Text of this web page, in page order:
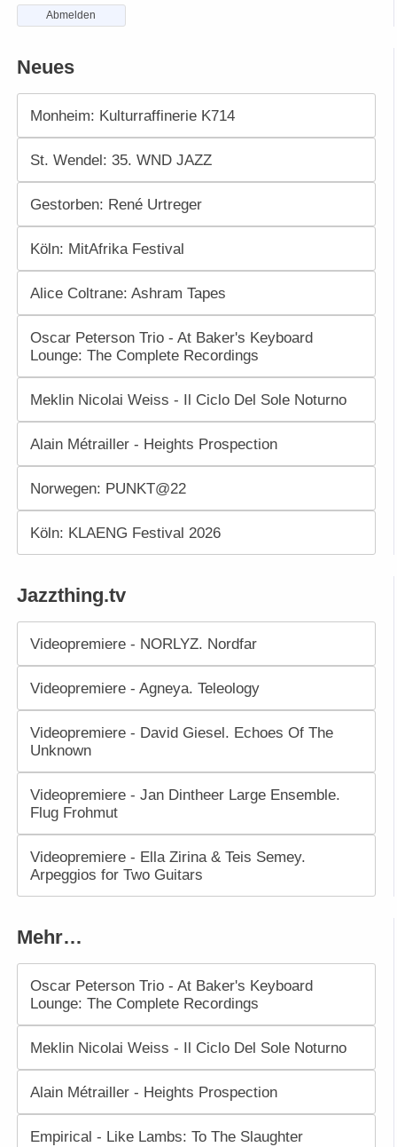
Abmelden
Neues
Monheim: Kulturraffinerie K714
St. Wendel: 35. WND JAZZ
Gestorben: René Urtreger
Köln: MitAfrika Festival
Alice Coltrane: Ashram Tapes
Oscar Peterson Trio - At Baker's Keyboard
Lounge: The Complete Recordings
Meklin Nicolai Weiss - Il Ciclo Del Sole Noturno
Alain Métrailler - Heights Prospection
Norwegen: PUNKT@22
Köln: KLAENG Festival 2026
Jazzthing.tv
Videopremiere - NORLYZ. Nordfar
Videopremiere - Agneya. Teleology
Videopremiere - David Giesel. Echoes Of The
Unknown
Videopremiere - Jan Dintheer Large Ensemble.
Flug Frohmut
Videopremiere - Ella Zirina & Teis Semey.
Arpeggios for Two Guitars
Mehr…
Oscar Peterson Trio - At Baker's Keyboard
Lounge: The Complete Recordings
Meklin Nicolai Weiss - Il Ciclo Del Sole Noturno
Alain Métrailler - Heights Prospection
Empirical - Like Lambs: To The Slaughter